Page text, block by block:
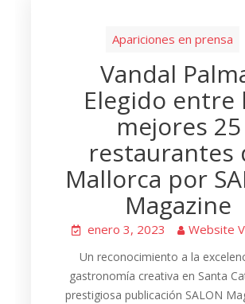
Apariciones en prensa
Vandal
Elegido entre
mejores 25
restaurantes
Mallorca por
Magazine
enero 3, 2023 Website
Un reconocimiento a la
gastronomía creativa en Santa
prestigiosa publicación SALON